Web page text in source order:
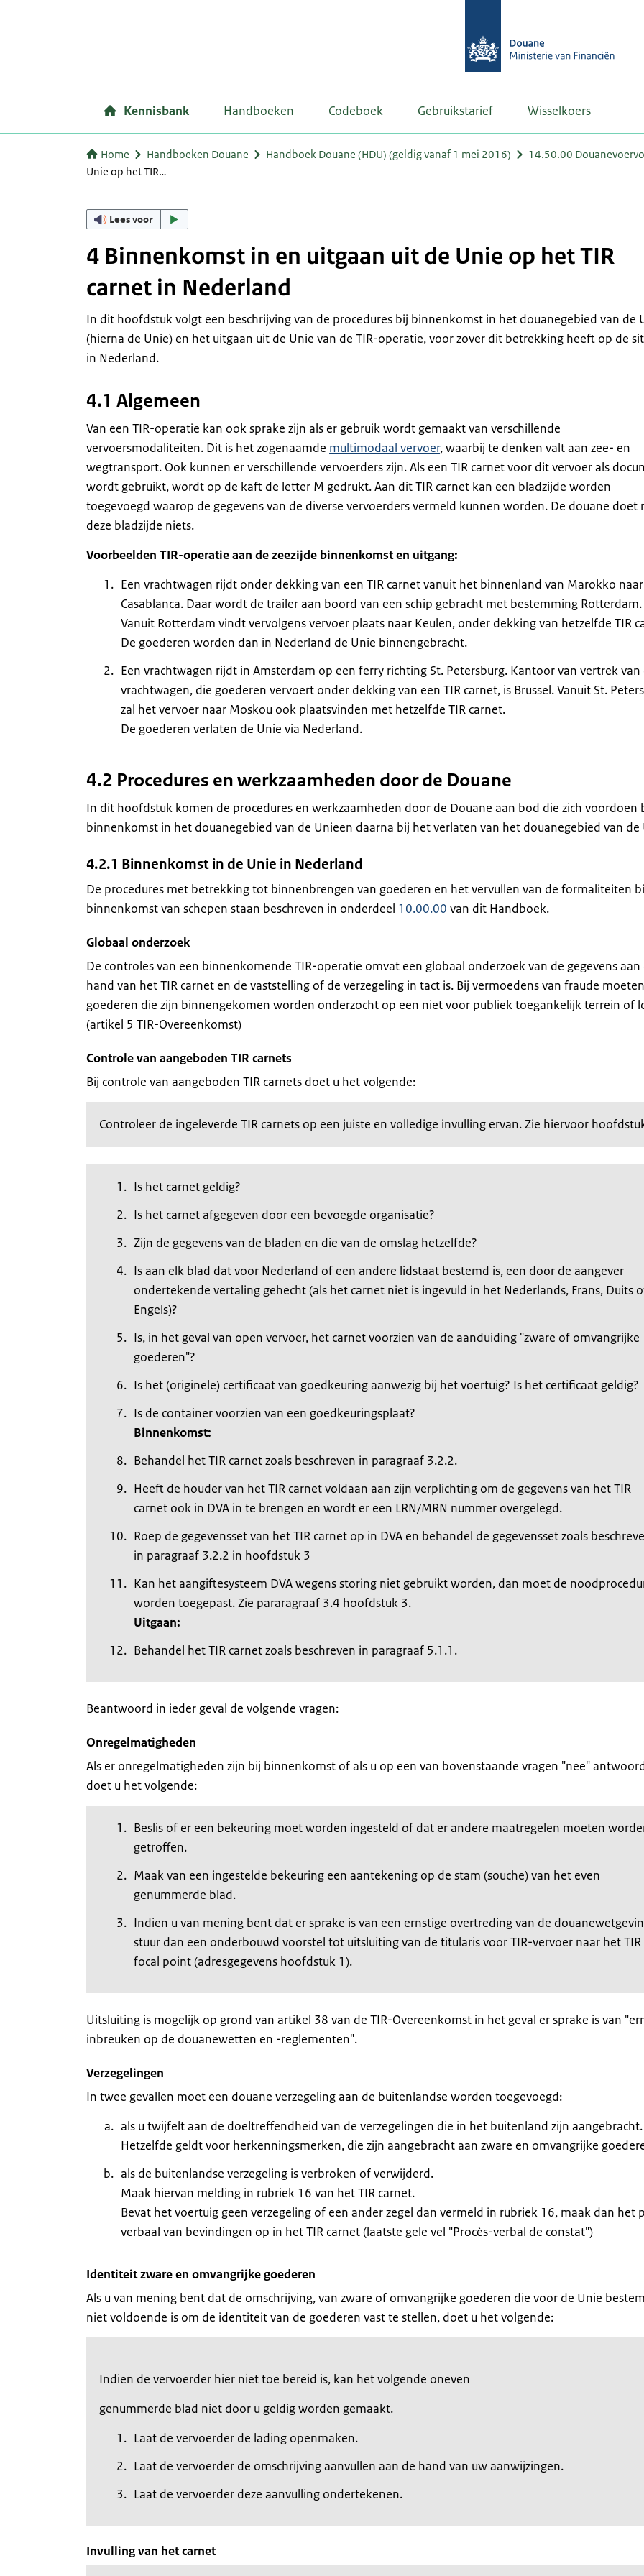
Kennisbank Handboeken Codeboek Gebruikstarief Wisselkoers
Home Handboeken Douane Handboek Douane (HDU) (geldig vanaf 1 mei 2016) 14.50.00
Unie op het TIR…
Lees voor
4 Binnenkomst in en uitgaan uit de Unie op het TIR
carnet in Nederland
In dit hoofdstuk volgt een beschrijving van de procedures bij binnenkomst in het douanegebied van de
(hierna de Unie) en het uitgaan uit de Unie van de TIR-operatie, voor zover dit betrekking heeft op de
in Nederland.
4.1 Algemeen
Van een TIR-operatie kan ook sprake zijn als er gebruik wordt gemaakt van verschillende
vervoersmodaliteiten. Dit is het zogenaamde multimodaal vervoer, waarbij te denken valt aan zee- en
wegtransport. Ook kunnen er verschillende vervoerders zijn. Als een TIR carnet voor dit vervoer als
wordt gebruikt, wordt op de kaft de letter M gedrukt. Aan dit TIR carnet kan een bladzijde worden
toegevoegd waarop de gegevens van de diverse vervoerders vermeld kunnen worden. De douane doet
deze bladzijde niets.
Voorbeelden TIR-operatie aan de zeezijde binnenkomst en uitgang:
Een vrachtwagen rijdt onder dekking van een TIR carnet vanuit het binnenland van Marokko naar
Casablanca. Daar wordt de trailer aan boord van een schip gebracht met bestemming Rotterdam.
Vanuit Rotterdam vindt vervolgens vervoer plaats naar Keulen, onder dekking van hetzelfde TIR
De goederen worden dan in Nederland de Unie binnengebracht.
Een vrachtwagen rijdt in Amsterdam op een ferry richting St. Petersburg. Kantoor van vertrek van
vrachtwagen, die goederen vervoert onder dekking van een TIR carnet, is Brussel. Vanuit St.
zal het vervoer naar Moskou ook plaatsvinden met hetzelfde TIR carnet.
De goederen verlaten de Unie via Nederland.
4.2 Procedures en werkzaamheden door de Douane
In dit hoofdstuk komen de procedures en werkzaamheden door de Douane aan bod die zich voordoen
binnenkomst in het douanegebied van de Unieen daarna bij het verlaten van het douanegebied van de
4.2.1 Binnenkomst in de Unie in Nederland
De procedures met betrekking tot binnenbrengen van goederen en het vervullen van de formaliteiten
binnenkomst van schepen staan beschreven in onderdeel 10.00.00 van dit Handboek.
Globaal onderzoek
De controles van een binnenkomende TIR-operatie omvat een globaal onderzoek van de gegevens aan
hand van het TIR carnet en de vaststelling of de verzegeling in tact is. Bij vermoedens van fraude moeten
goederen die zijn binnengekomen worden onderzocht op een niet voor publiek toegankelijk terrein of
(artikel 5 TIR-Overeenkomst)
Controle van aangeboden TIR carnets
Bij controle van aangeboden TIR carnets doet u het volgende:
Controleer de ingeleverde TIR carnets op een juiste en volledige invulling ervan. Zie hiervoor
Is het carnet geldig?
Is het carnet afgegeven door een bevoegde organisatie?
Zijn de gegevens van de bladen en die van de omslag hetzelfde?
Is aan elk blad dat voor Nederland of een andere lidstaat bestemd is, een door de aangever
ondertekende vertaling gehecht (als het carnet niet is ingevuld in het Nederlands, Frans, Duits
Engels)?
Is, in het geval van open vervoer, het carnet voorzien van de aanduiding "zware of omvangrijke
goederen"?
Is het (originele) certificaat van goedkeuring aanwezig bij het voertuig? Is het certificaat geldig?
Is de container voorzien van een goedkeuringsplaat?
Binnenkomst:
Behandel het TIR carnet zoals beschreven in paragraaf 3.2.2.
Heeft de houder van het TIR carnet voldaan aan zijn verplichting om de gegevens van het TIR
carnet ook in DVA in te brengen en wordt er een LRN/MRN nummer overgelegd.
Roep de gegevensset van het TIR carnet op in DVA en behandel de gegevensset zoals
in paragraaf 3.2.2 in hoofdstuk 3
Kan het aangiftesysteem DVA wegens storing niet gebruikt worden, dan moet de
worden toegepast. Zie pararagraaf 3.4 hoofdstuk 3.
Uitgaan:
Behandel het TIR carnet zoals beschreven in paragraaf 5.1.1.
Beantwoord in ieder geval de volgende vragen:
Onregelmatigheden
Als er onregelmatigheden zijn bij binnenkomst of als u op een van bovenstaande vragen "nee"
doet u het volgende:
Beslis of er een bekeuring moet worden ingesteld of dat er andere maatregelen moeten
getroffen.
Maak van een ingestelde bekeuring een aantekening op de stam (souche) van het even
genummerde blad.
Indien u van mening bent dat er sprake is van een ernstige overtreding van de
stuur dan een onderbouwd voorstel tot uitsluiting van de titularis voor TIR-vervoer naar het TIR
focal point (adresgegevens hoofdstuk 1).
Uitsluiting is mogelijk op grond van artikel 38 van de TIR-Overeenkomst in het geval er sprake is van
inbreuken op de douanewetten en -reglementen".
Verzegelingen
In twee gevallen moet een douane verzegeling aan de buitenlandse worden toegevoegd:
als u twijfelt aan de doeltreffendheid van de verzegelingen die in het buitenland zijn aangebracht.
Hetzelfde geldt voor herkenningsmerken, die zijn aangebracht aan zware en omvangrijke
als de buitenlandse verzegeling is verbroken of verwijderd.
Maak hiervan melding in rubriek 16 van het TIR carnet.
Bevat het voertuig geen verzegeling of een ander zegel dan vermeld in rubriek 16, maak dan het
verbaal van bevindingen op in het TIR carnet (laatste gele vel "Procès-verbal de constat")
Identiteit zware en omvangrijke goederen
Als u van mening bent dat de omschrijving, van zware of omvangrijke goederen die voor de Unie
niet voldoende is om de identiteit van de goederen vast te stellen, doet u het volgende:
Indien de vervoerder hier niet toe bereid is, kan het volgende oneven
genummerde blad niet door u geldig worden gemaakt.
Laat de vervoerder de lading openmaken.
Laat de vervoerder de omschrijving aanvullen aan de hand van uw aanwijzingen.
Laat de vervoerder deze aanvulling ondertekenen.
Invulling van het carnet